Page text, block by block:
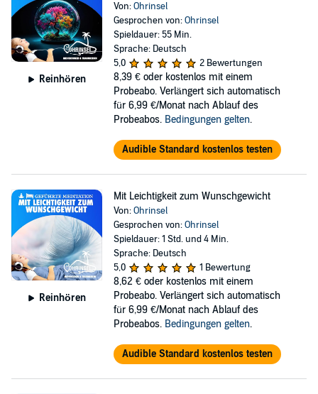
Reinhören
Von:Ohrinsel
Gesprochen von:Ohrinsel
Spieldauer: 55 Min.
Sprache: Deutsch
5,0
2 Bewertungen
8,39 € oder kostenlos mit einem
Probeabo. Verlängert sich automatisch
für 6,99 €/Monat nach Ablauf des
Probeabos. Bedingungen gelten.
Audible Standard kostenlos testen
Reinhören
Mit Leichtigkeit zum Wunschgewicht
Von:Ohrinsel
Gesprochen von:Ohrinsel
Spieldauer: 1 Std. und 4 Min.
Sprache: Deutsch
5,0
1 Bewertung
8,62 € oder kostenlos mit einem
Probeabo. Verlängert sich automatisch
für 6,99 €/Monat nach Ablauf des
Probeabos. Bedingungen gelten.
Audible Standard kostenlos testen